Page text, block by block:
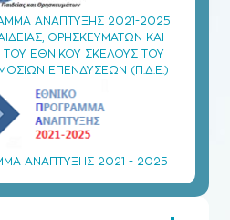
ΑΝΆΠΤΥΞΗΣ 2021-2025
ΘΡΗΣΚΕΥΜΆΤΩΝ ΚΑΙ
ΕΘΝΙΚΟΎ ΣΚΈΛΟΥΣ ΤΟΥ
ΕΠΕΝΔΎΣΕΩΝ (Π.Δ.Ε.)
ΑΝΆΠΤΥΞΗΣ 2021 - 2025